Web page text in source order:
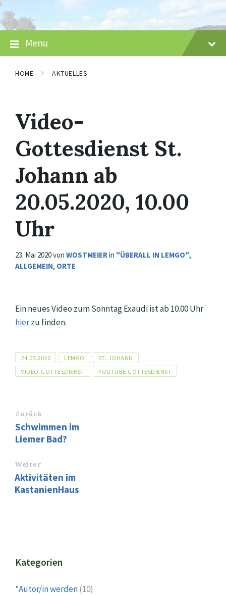
Skip
to
content
Skip
to
main
navigation
Skip
to
footer
Menu
HOME AKTUELLES
Video-
Gottesdienst St.
Johann ab
20.05.2020, 10.00
Uhr
23. Mai 2020von WOSTMEIERin "ÜBERALL IN LEMGO",
ALLGEMEIN, ORTE
Ein neues Video zum Sonntag Exaudi ist ab 10.00 Uhr
hierzu finden.
Tags
24.05.2020 LEMGO
ST. JOHANN
VIDEO-GOTTESDIENST
YOUTUBE GOTTESDIENST
Zurück
Schwimmen im
Liemer Bad?
Weiter
Aktivitäten im
KastanienHaus
Kategorien
*Autor/in werden(10)